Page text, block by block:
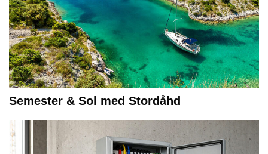
Semester & Sol med Stordåhd